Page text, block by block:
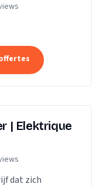
| Elektrique
dat zich